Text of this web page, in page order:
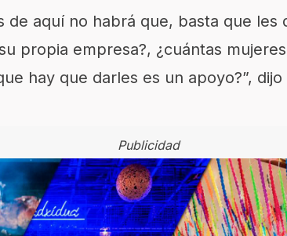
de aquí no habrá que, basta que les
propia empresa?, ¿cuántas
hay que darles es un apoyo?”,
Publicidad